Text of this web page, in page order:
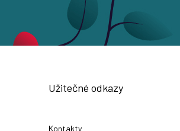
Užitečné odkazy
Kontakty